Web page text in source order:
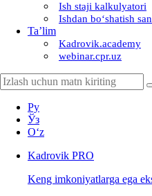
Ish staji kalkulyatori
Ishdan boʻshatish
Ta’lim
Kadrovik.academy
webinar.cpr.uz
Ру
Ўз
Oʻz
Kadrovik PRO
Keng imkoniyatlarga ega